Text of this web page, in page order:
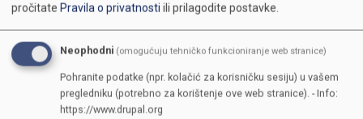
pročitate Pravila o privatnostiili prilagodite postavke.
Neophodni (omogućuju tehničko funkcioniranje web stranice)
Pohranite podatke (npr. kolačić za korisničku sesiju) u vašem
pregledniku (potrebno za korištenje ove web stranice). - Info:
https://www.drupal.org